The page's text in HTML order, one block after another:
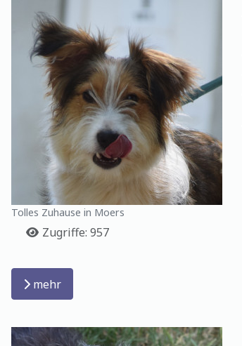
Tolles Zuhause in Moers
Details
Zugriffe: 957
mehr